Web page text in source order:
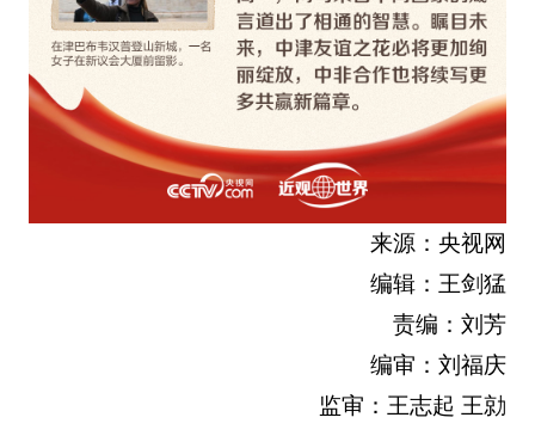
来源：央视网
编辑：王剑猛
责编：刘芳
编审：刘福庆
监审：王志起 王勍